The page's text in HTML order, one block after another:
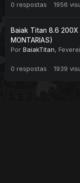
0 respostas 1956
Baiak Titan 8.6
MONTARIAS)
Por BaiakTitan,
0 respostas 1939